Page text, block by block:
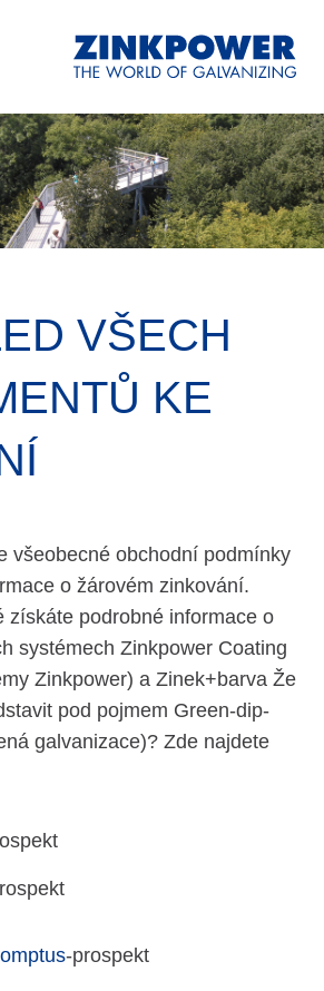
VŠECH
KE
všeobecné obchodní podmínky
o žárovém zinkování.
získáte podrobné informace o
systémech Zinkpower Coating
Zinkpower) a Zinek+barva Že
pod pojmem Green-dip-
galvanizace)? Zde najdete
-prospekt